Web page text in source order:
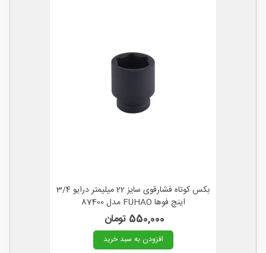
بکس کوتاه فشارقوی سایز 22 میلیمتر درایو 3/4
اینچ فوها FUHAO مدل 87400
550,000 تومان
افزودن به سبد خرید